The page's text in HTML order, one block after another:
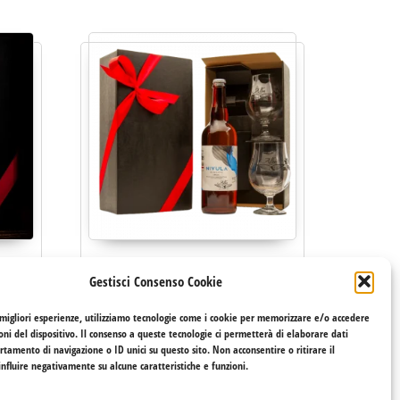
Gestisci Consenso Cookie
esperienze, utilizziamo tecnologie come i cookie per memorizzare e/o accedere
del dispositivo. Il consenso a queste tecnologie ci permetterà di elaborare dati
di navigazione o ID unici su questo sito. Non acconsentire o ritirare il
negativamente su alcune caratteristiche e funzioni.
prodotto ha più varianti. Le opzioni possono essere scelte
tue feste
21,00€
Scegli
Questo prodotto ha più